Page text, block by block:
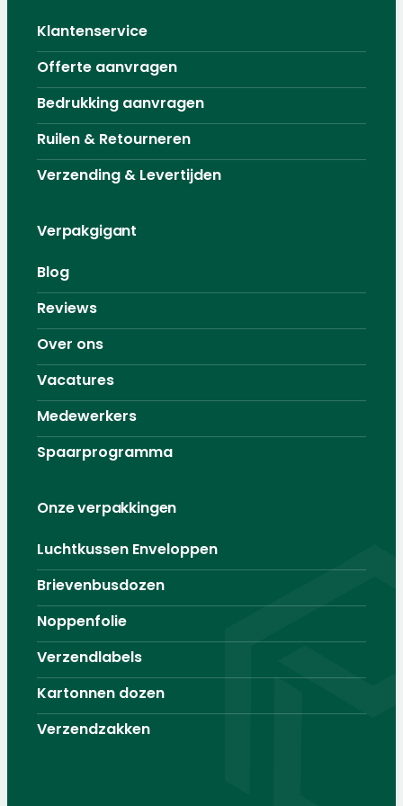
Klantenservice
Offerte aanvragen
Bedrukking aanvragen
Ruilen & Retourneren
Verzending & Levertijden
Verpakgigant
Blog
Reviews
Over ons
Vacatures
Medewerkers
Spaarprogramma
Onze verpakkingen
Luchtkussen Enveloppen
Brievenbusdozen
Noppenfolie
Verzendlabels
Kartonnen dozen
Verzendzakken